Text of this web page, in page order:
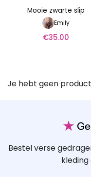
Mooie zwarte slip
Emily
€35.00
Je hebt geen
★
Bestel verse
kleding